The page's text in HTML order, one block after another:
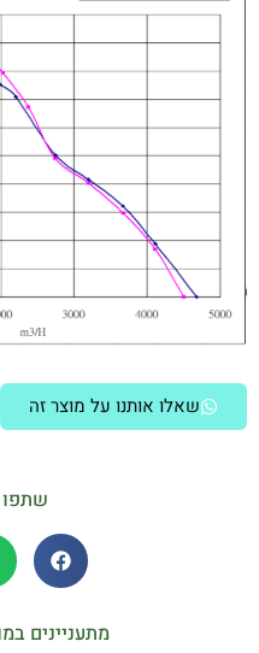
שאלו אותנו על מוצר זה
שתפו
מתעניינים